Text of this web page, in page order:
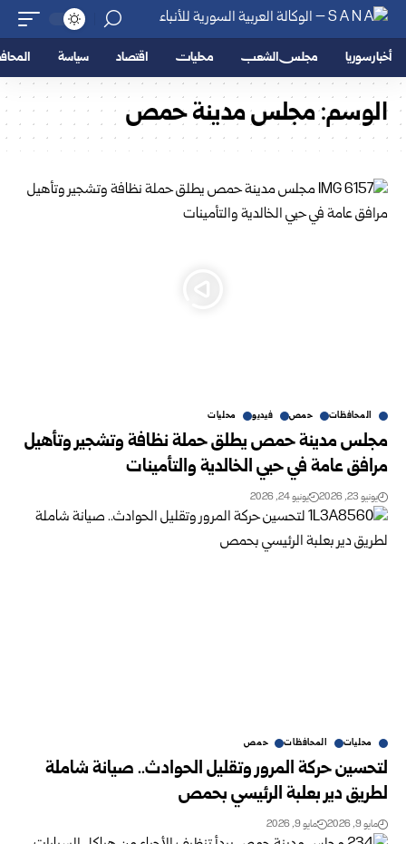
أخبار سوريا مجلس الشعب محليات اقتصاد سياسة
الوسم:مجلس مدينة حمص
المحافظات حمص فيديو محليات
مجلس مدينة حمص يطلق حملة نظافة وتشجير وتأهيل
مرافق عامة في حيي الخالدية والتأمينات
يونيو 23, 2026 يونيو 24, 2026
محليات المحافظات حمص
لتحسين حركة المرور وتقليل الحوادث.. صيانة شاملة
لطريق دير بعلبة الرئيسي بحمص
مايو 9, 2026 مايو 9, 2026